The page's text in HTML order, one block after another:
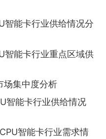
能卡行业供给情况分
智能卡行业重点区域供
场集中度分析
智能卡行业供给情况
智能卡行业需求情